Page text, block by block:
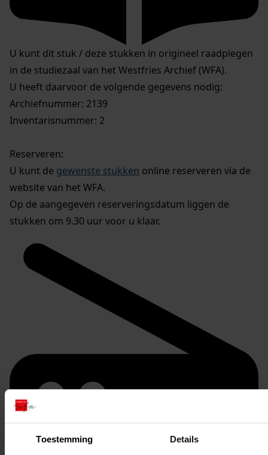
Toestemming Details
U kunt dit stuk / deze stukken in origineel raadplegen
in de studiezaal van het Westfries Archief (WFA).
U heeft daarvoor de volgende gegevens nodig:
Archiefnummer: 2139
Inventarisnummer: 2
Reserveren:
U kunt de gewenste stukken online reserveren via de
website van het WFA.
Op de aangegeven reserveringsdatum liggen de
stukken om 9.30 uur voor u klaar.